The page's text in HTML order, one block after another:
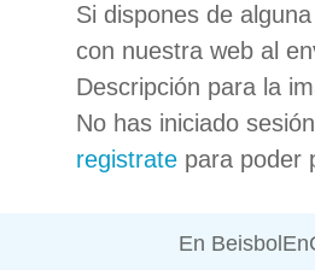
Si dispones de
con nuestra web al
Descripción para la
No has iniciado
registrate para poder
En